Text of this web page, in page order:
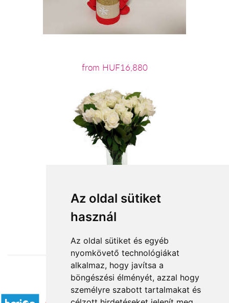
Az oldal sütiket
használ
Az oldal sütiket és egyéb
nyomkövető technológiákat
alkalmaz, hogy javítsa a
böngészési élményét, azzal hogy
személyre szabott tartalmakat és
from HUF16,880
from HUF3,800
Accepted payment methods